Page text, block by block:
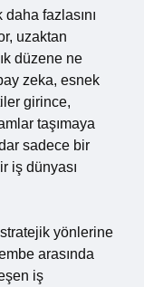
fazlasını
uzaktan
düzene ne
zeka, esnek
girince,
taşımaya
sadece bir
iş dünyası
yönlerine
arasında
iş